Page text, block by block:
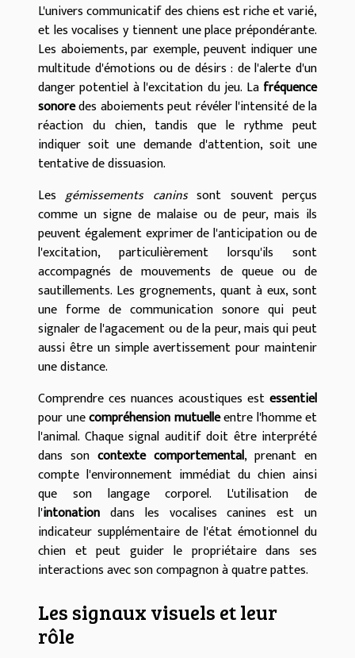
L'univers communicatif des chiens est riche et varié,
et les vocalises y tiennent une place prépondérante.
Les aboiements, par exemple, peuvent indiquer une
multitude d'émotions ou de désirs : de l'alerte d'un
danger potentiel à l'excitation du jeu. La fréquence
sonoredes aboiements peut révéler l'intensité de la
réaction du chien, tandis que le rythme peut
indiquer soit une demande d'attention, soit une
tentative de dissuasion.
Lesgémissements caninssont souvent perçus
comme un signe de malaise ou de peur, mais ils
peuvent également exprimer de l'anticipation ou de
l'excitation, particulièrement lorsqu'ils sont
accompagnés de mouvements de queue ou de
sautillements. Les grognements, quant à eux, sont
une forme de communication sonore qui peut
signaler de l'agacement ou de la peur, mais qui peut
aussi être un simple avertissement pour maintenir
une distance.
Comprendre ces nuances acoustiques est essentiel
pour unecompréhension mutuelleentre l'homme et
l'animal. Chaque signal auditif doit être interprété
dans son contexte comportemental, prenant en
compte l'environnement immédiat du chien ainsi
que son langage corporel. L'utilisation de
l'intonation dans les vocalises canines est un
indicateur supplémentaire de l'état émotionnel du
chien et peut guider le propriétaire dans ses
interactions avec son compagnon à quatre pattes.
Les signaux visuels et leur
rôle